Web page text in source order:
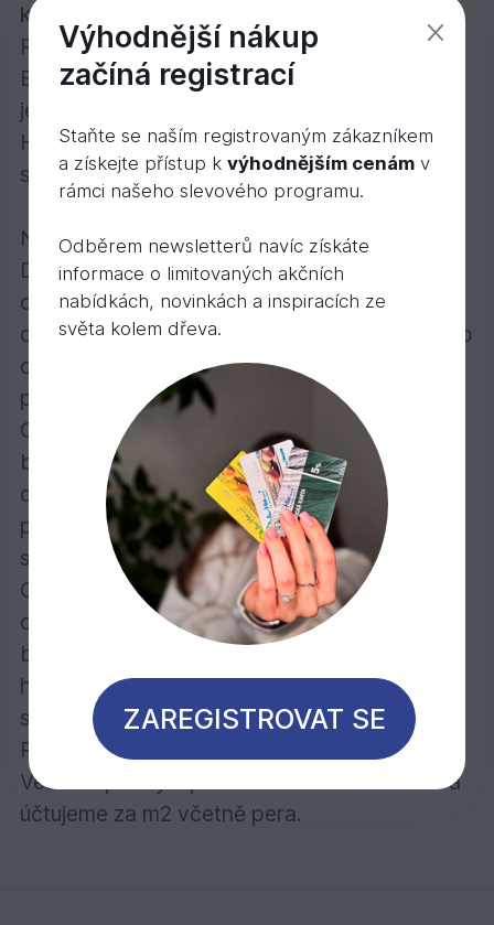
k obrazu tohoto oblíbeného druhu dřeva.
Rozlišuje se 34-40 druhů smrku, z čehož v
Evropě rostou autochtonně tři druhy a v ČR
jeden.
Hustota dřeva: ca. 400 - 450 kg/m3. Uměle
sušené na: 16-18%
Nátěr a barva
Dřevina smrk se vždy doporučuje povrchově
ošetřit. Tato dřevina vyžaduje nejdříve
ochránit impregnací, aby toto dřevo dokázalo
odolávat vnějším vlivům. Doporučujeme
použít impregnaci na olejové bázi od firmy
OSMO č. 4001 Impregnace bezbarvá. Pro
barevné ztvárnění a ochranu dřeva
doporučujeme použít nátěr OSMO na bázi
přírodních olejů a vosků se zachováním
struktury a fládrování dřeva OSMO
Ochrannou olejovou lazuru (18 barevných
odstínů). Pokud chcete dřevo ztvárnit sytým
barevným odstínem, pak se Vám bude dobře
hodit OSMO Selská barva (19 odstínů ve
standardním provedení nebo dle vzorkovníku
RAL 186 barevných odstínů).
Veškeré profily s perem a drážkou uvádíme a
účtujeme za m2 včetně pera.
Výhodnější nákup
začíná registrací
Staňte se naším registrovaným zákazníkem
a získejte přístup k výhodnějším cenámv
rámci našeho slevového programu.
Odběrem newsletterů navíc získáte
informace o limitovaných akčních
nabídkách, novinkách a inspiracích ze
světa kolem dřeva.
ZAREGISTROVAT SE